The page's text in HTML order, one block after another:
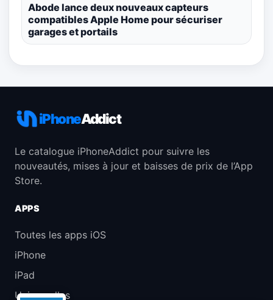
Abode lance deux nouveaux capteurs
compatibles Apple Home pour sécuriser
garages et portails
iPhoneAddict
Le catalogue iPhoneAddict pour suivre les
nouveautés, mises à jour et baisses de prix de l’App
Store.
APPS
Toutes les apps iOS
iPhone
iPad
Universelles